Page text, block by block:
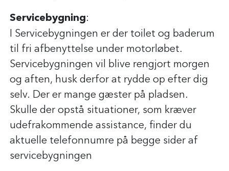
Servicebygning:
I Servicebygningen er der toilet og baderum
til fri afbenyttelse under motorløbet.
Servicebygningen vil blive rengjort morgen
og aften, husk derfor at rydde op efter dig
selv. Der er mange gæster på pladsen.
Skulle der opstå situationer, som kræver
udefrakommende assistance, finder du
aktuelle telefonnumre på begge sider af
servicebygningen